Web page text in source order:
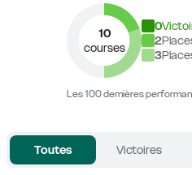
10
courses
0
2
3
Les 100 dernières
Toutes Victoires